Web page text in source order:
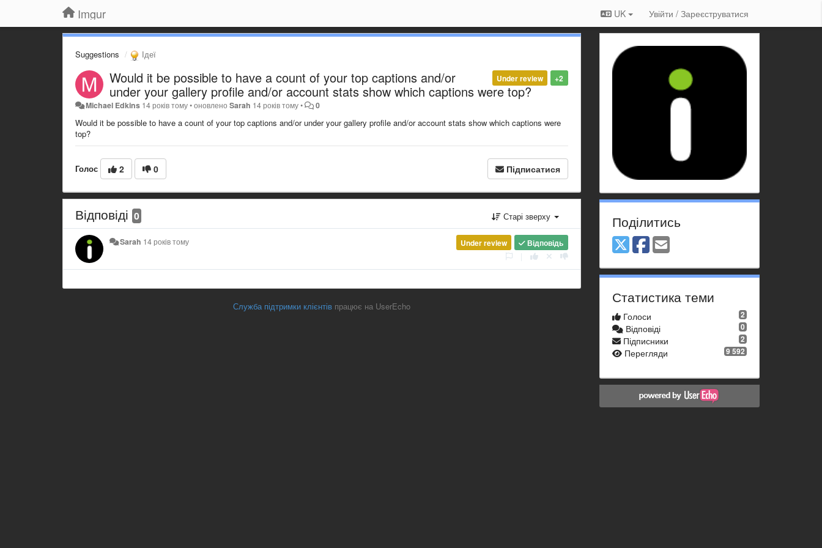
Imgur UK Увійти / Зареєструватися
Suggestions Ідеї
+2
Under review
Would it be possible to have a count of your top captions and/or
under your gallery profile and/or account stats show which captions were top?
Michael Edkins 14 років тому•оновленоSarah 14 років тому• 0
Would it be possible to have a count of your top captions and/or under your gallery profile and/or account stats show which captions were
top?
Голос 2 0 Підписатися
Відповіді 0 Старі зверху
Відповідь
Under review
Sarah 14 років тому
Служба підтримки клієнтівпрацює на UserEcho
Поділитись
Статистика теми
2
Голоси
0
Відповіді
2
Підписники
9 592
Перегляди